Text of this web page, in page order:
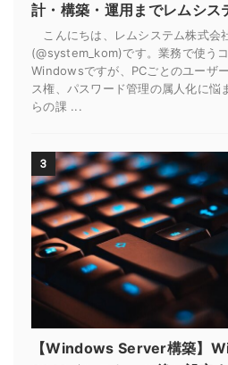
計・構築・運用までレムシス
こんにちは、レムシステム株式会
(@system_kom)です。業務で使う
Windowsですが、PCごとのユーザ
ス権、パスワード管理の属人化に悩
らの課 ...
3
【Windows Server構築】